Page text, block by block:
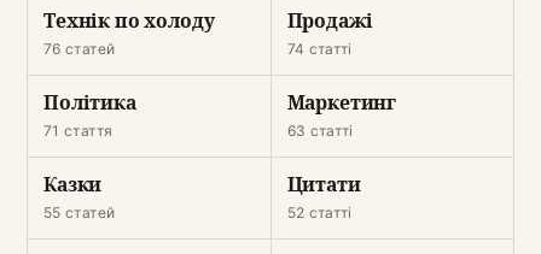
Технік по холоду
76 статей
Продажі
74 статті
Політика
71 стаття
Маркетинг
63 статті
Казки
55 статей
Цитати
52 статті